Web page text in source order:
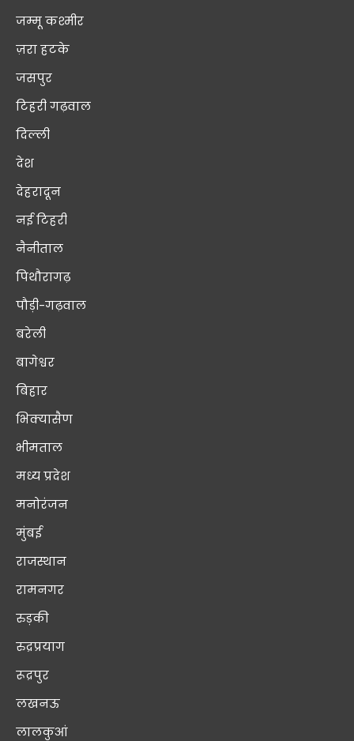
जम्मू कश्मीर
ज़रा हटके
जसपुर
टिहरी गढ़वाल
दिल्ली
देश
देहरादून
नई टिहरी
नैनीताल
पिथौरागढ़
पौड़ी-गढ़वाल
बरेली
बागेश्वर
बिहार
भिक्यासैण
भीमताल
मध्य प्रदेश
मनोरंजन
मुंबई
राजस्थान
रामनगर
रुड़की
रुद्रप्रयाग
रूद्रपुर
लखनऊ
लालकुआं